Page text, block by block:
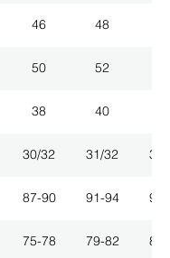
46 48
50 52
38 40
30/32 31/32 33/
87-90 91-94 95-
75-78 79-82 83-